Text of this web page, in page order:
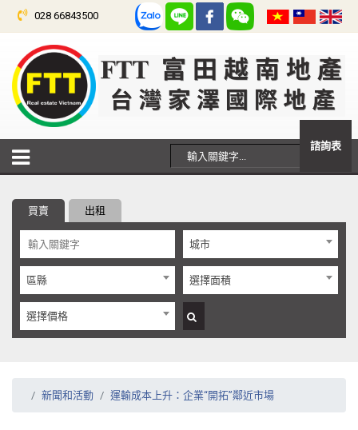
028 66843500
買賣 出租
城市
區縣 選擇面積
選擇價格
新聞和活動 運輸成本上升：企業“開拓”鄰近市場
諮詢表